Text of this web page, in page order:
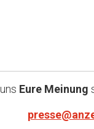
Eure Meinung